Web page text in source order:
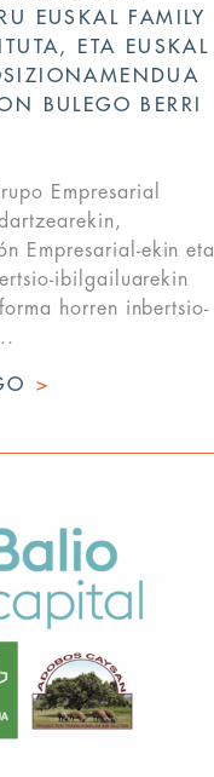
EUSKAL FAMILY
ETA EUSKAL
BULEGO BERRI
Empresarial
Empresarial-ekin eta
ibilgailuarekin
horren inbertsio-
>